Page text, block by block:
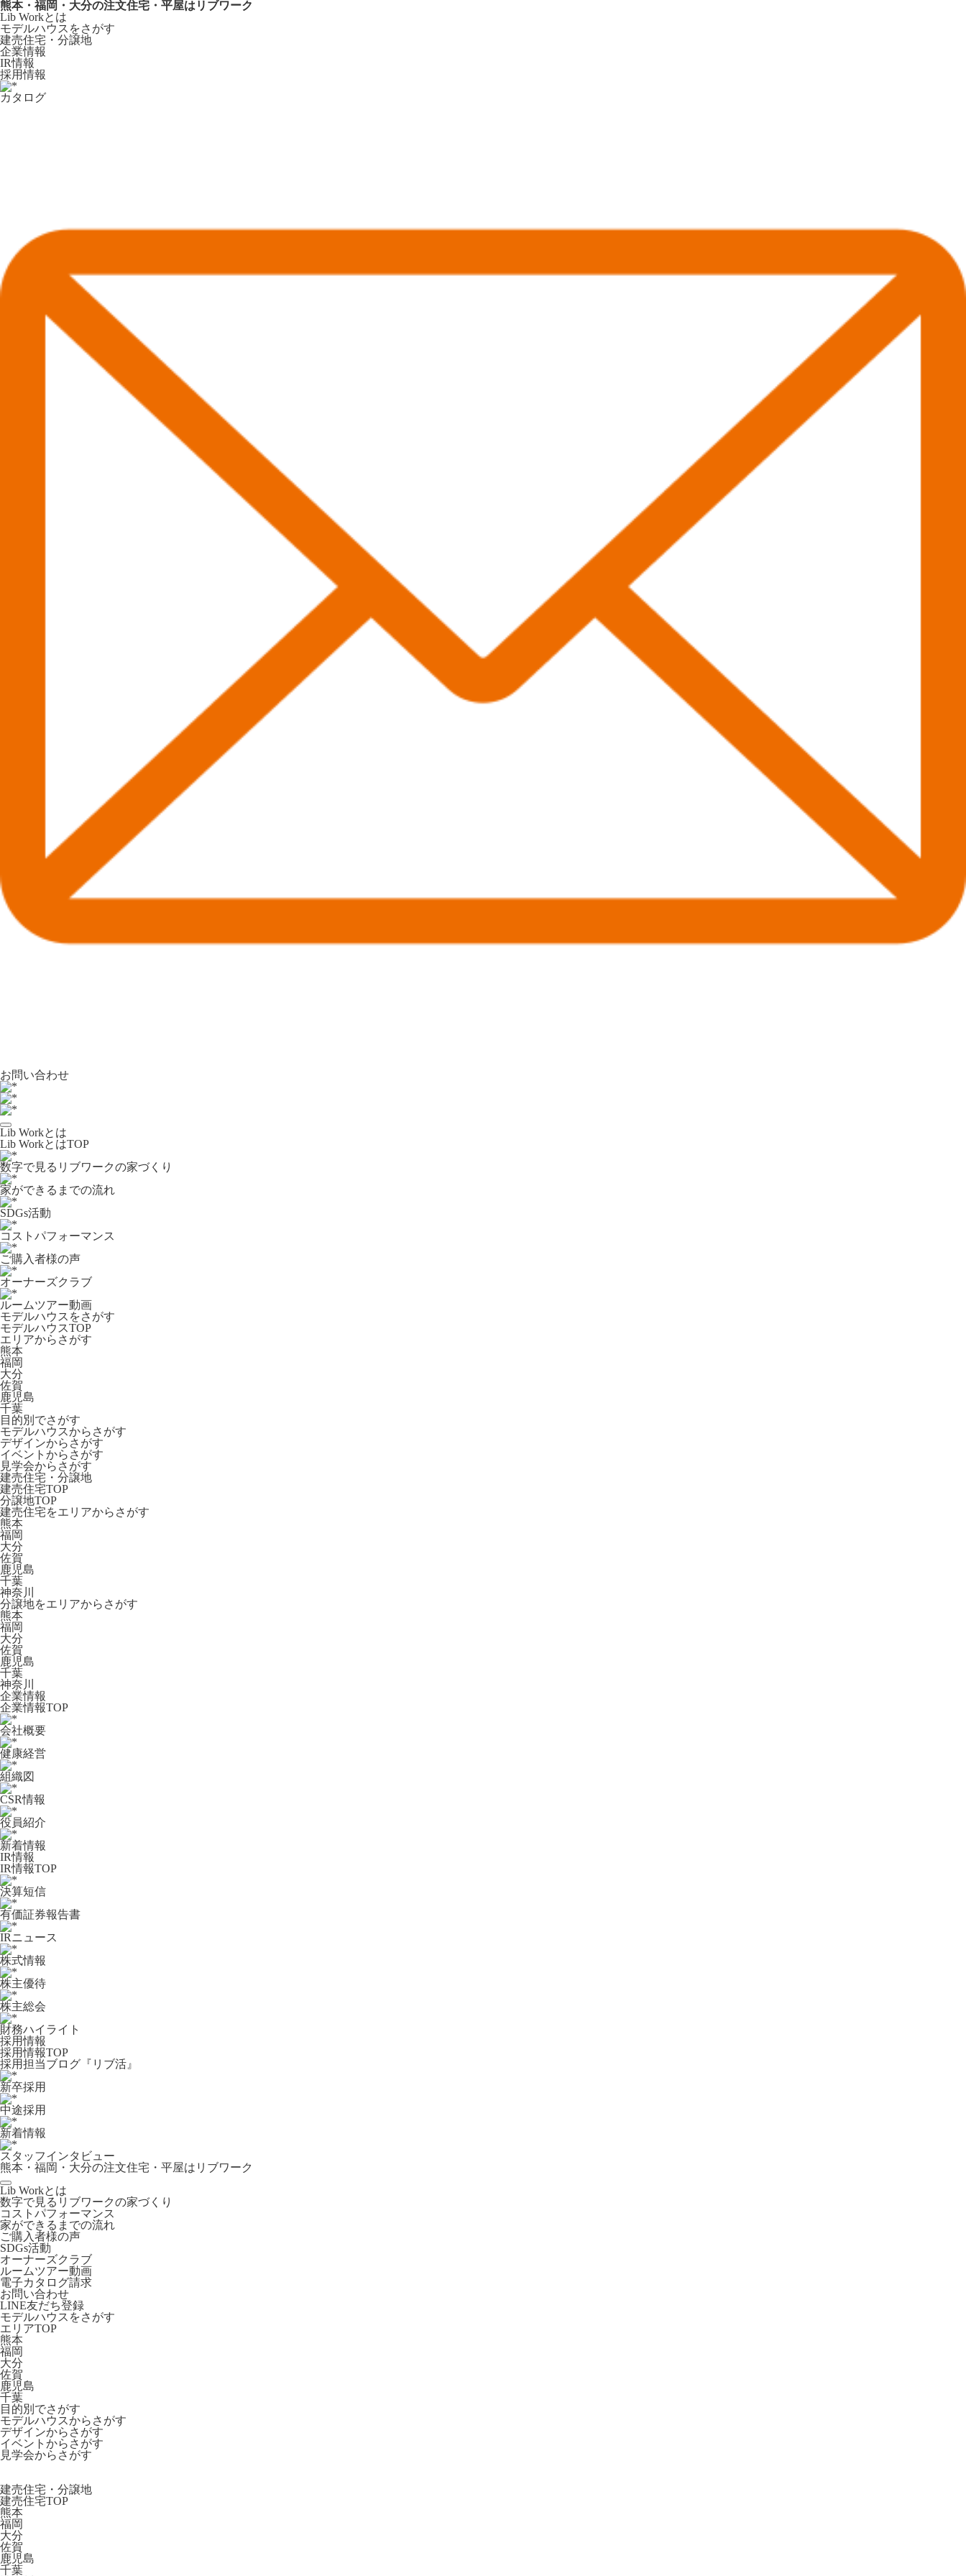
熊本・福岡・大分の注文住宅・平屋はリブワーク
Lib Workとは
モデルハウスをさがす
建売住宅・分譲地
企業情報
IR情報
採用情報
カタログ
お問い合わせ
Lib Workとは
Lib WorkとはTOP
数字で⾒るリブワークの家づくり
家ができるまでの流れ
SDGs活動
コストパフォーマンス
ご購入者様の声
オーナーズクラブ
ルームツアー動画
モデルハウスをさがす
モデルハウスTOP
エリアからさがす
熊本
福岡
大分
佐賀
鹿児島
千葉
目的別でさがす
モデルハウスからさがす
デザインからさがす
イベントからさがす
見学会からさがす
建売住宅・分譲地
建売住宅TOP
分譲地TOP
建売住宅をエリアからさがす
熊本
福岡
大分
佐賀
鹿児島
千葉
神奈川
分譲地をエリアからさがす
熊本
福岡
大分
佐賀
鹿児島
千葉
神奈川
企業情報
企業情報TOP
会社概要
健康経営
組織図
CSR情報
役員紹介
新着情報
IR情報
IR情報TOP
決算短信
有価証券報告書
IRニュース
株式情報
株主優待
株主総会
財務ハイライト
採用情報
採用情報TOP
採用担当ブログ『リブ活』
新卒採用
中途採用
新着情報
スタッフインタビュー
熊本・福岡・大分の注文住宅・平屋はリブワーク
Lib Workとは
数字で見るリブワークの家づくり
コストパフォーマンス
家ができるまでの流れ
ご購入者様の声
SDGs活動
オーナーズクラブ
ルームツアー動画
電子カタログ請求
お問い合わせ
LINE友だち登録
モデルハウスをさがす
エリアTOP
熊本
福岡
大分
佐賀
鹿児島
千葉
目的別でさがす
モデルハウスからさがす
デザインからさがす
イベントからさがす
見学会からさがす
建売住宅・分譲地
建売住宅TOP
熊本
福岡
大分
佐賀
鹿児島
千葉